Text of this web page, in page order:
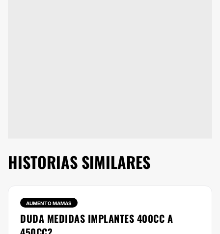
HISTORIAS SIMILARES
AUMENTO MAMAS
DUDA MEDIDAS IMPLANTES 400CC A